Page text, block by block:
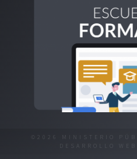
©2026 MINISTERIO
DESARROLLO